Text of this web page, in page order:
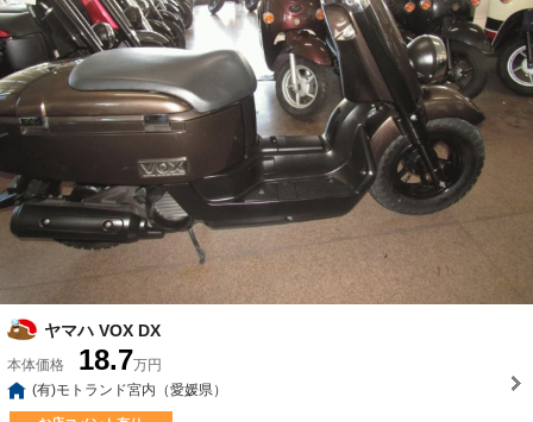
ヤマハ VOX DX
本体価格 18.7万円
(有)モトランド宮内（愛媛県）